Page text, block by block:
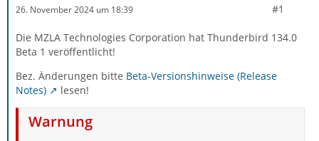
26. November 2024 um 18:39 #1
Die MZLA Technologies Corporation hat Thunderbird 134.0
Beta 1 veröffentlicht!
Bez. Änderungen bitte Beta-Versionshinweise (Release
Notes)
lesen!
Warnung